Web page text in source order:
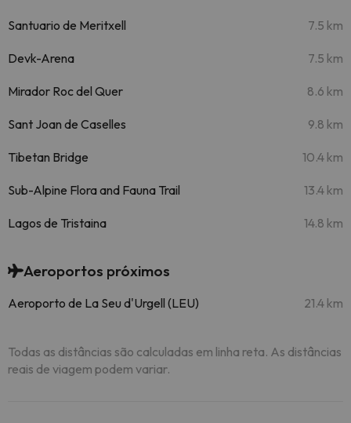
Santuario de Meritxell 7.5 km
Devk-Arena 7.5 km
Mirador Roc del Quer 8.6 km
Sant Joan de Caselles 9.8 km
Tibetan Bridge 10.4 km
Sub-Alpine Flora and Fauna Trail 13.4 km
Lagos de Tristaina 14.8 km
Aeroportos próximos
Aeroporto de La Seu d'Urgell (LEU) 21.4 km
Todas as distâncias são calculadas em linha reta. As distâncias
reais de viagem podem variar.